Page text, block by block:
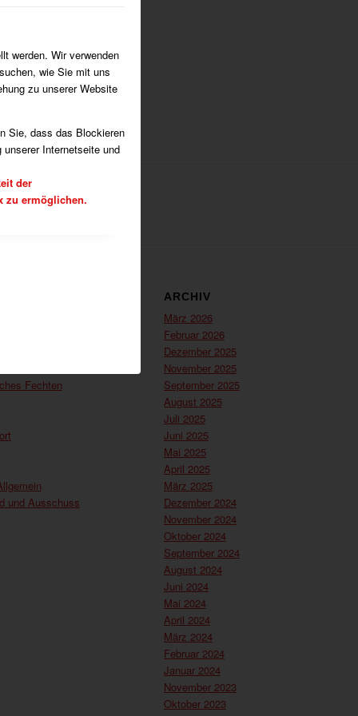
werden. Wir verwenden
wie Sie mit uns
zu unserer Website
Sie, dass das Blockieren
Internetseite und
der
zu ermöglichen.
Fechten
und Ausschuss
ARCHIV
März 2026
Februar 2026
Dezember 2025
November 2025
September 2025
August 2025
Juli 2025
Juni 2025
Mai 2025
April 2025
März 2025
Dezember 2024
November 2024
Oktober 2024
September 2024
August 2024
Juni 2024
Mai 2024
April 2024
März 2024
Februar 2024
Januar 2024
November 2023
Oktober 2023